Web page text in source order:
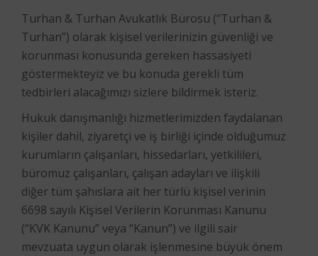
Turhan & Turhan Avukatlık Bürosu (“Turhan &
Turhan”) olarak kişisel verilerinizin güvenliği ve
korunması konusunda gereken hassasiyeti
göstermekteyiz ve bu konuda gerekli tüm
tedbirleri alacağımızı sizlere bildirmek isteriz.
Hukuk danışmanlığı hizmetlerimizden faydalanan
kişiler dahil, ziyaretçi ve iş birliği içinde olduğumuz
kurumların çalışanları, hissedarları, yetkilileri,
büromuz çalışanları, çalışan adayları ve ilişkili
diğer tüm şahıslara ait her türlü kişisel verinin
6698 sayılı Kişisel Verilerin Korunması Kanunu
(“KVK Kanunu” veya “Kanun”) ve ilgili sair
mevzuata uygun olarak işlenmesine büyük önem